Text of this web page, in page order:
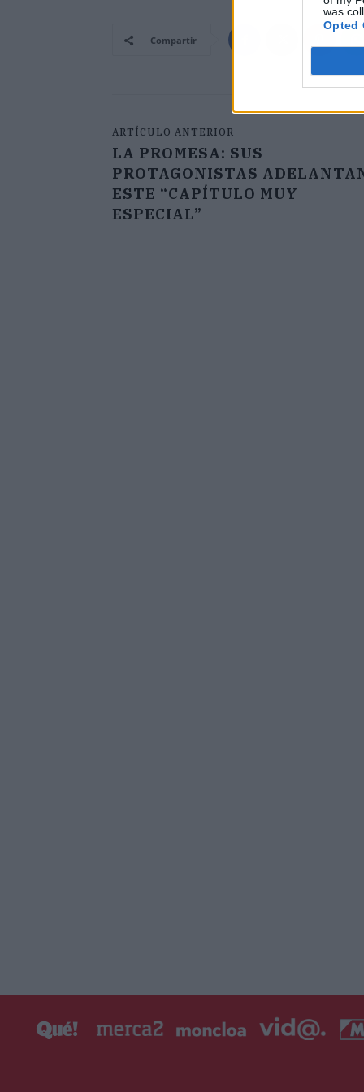
was
Opted
Compartir
ARTÍCULO ANTERIOR
LA PROMESA: SUS
PROTAGONISTAS
ESTE “CAPÍTULO MUY
ESPECIAL”